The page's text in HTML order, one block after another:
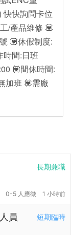
快快詢問卡位
/產品維修 💟
💟休假制度:
時間:日班
💟間休時間:
加班 💟需廠
長期兼職
0-5 人應徵 1 小時前
短期臨時
員